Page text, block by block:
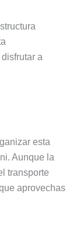
a
esta
Aunque la
transporte
aprovechas